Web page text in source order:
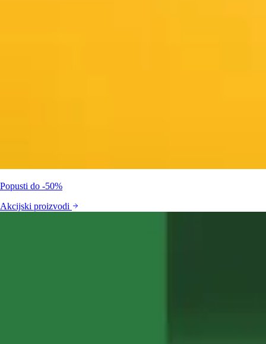
Popusti do -50%
Akcijski proizvodi